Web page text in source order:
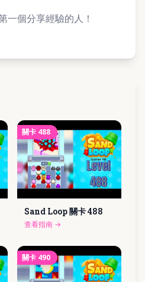
一個分享經驗的人！
關卡 488
Sand Loop 關卡488
查看指南 →
關卡 490